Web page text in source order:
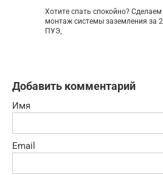
Хотите спать спокойно?
монтаж системы заземления за
ПУЭ,
Добавить комментарий
Имя
Email